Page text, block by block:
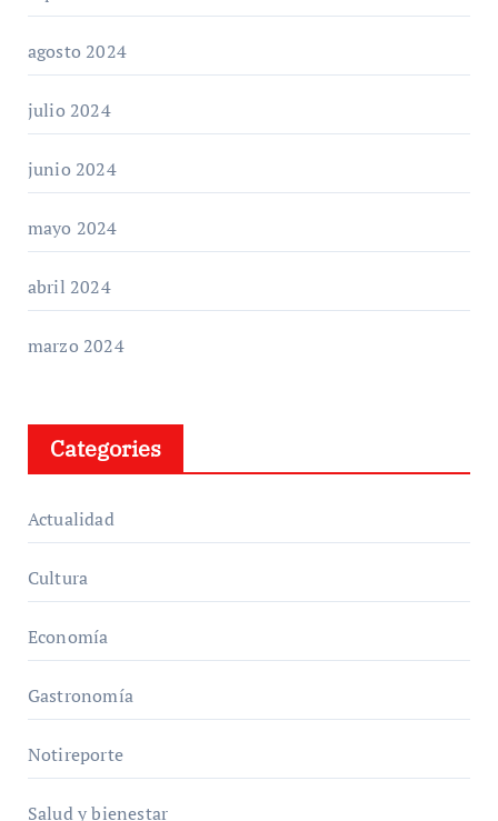
agosto 2024
julio 2024
junio 2024
mayo 2024
abril 2024
marzo 2024
Categories
Actualidad
Cultura
Economía
Gastronomía
Notireporte
Salud y bienestar